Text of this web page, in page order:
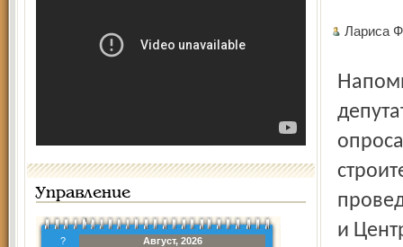
Управление
?
Август, 2026
Лариса
Напомним, что 12 сентября на заседании муниципалитета
и